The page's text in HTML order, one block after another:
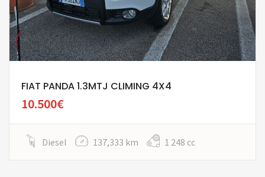
FIAT PANDA 1.3MTJ CLIMING 4X4
10.500€
Diesel 137,333 km 1 248 cc